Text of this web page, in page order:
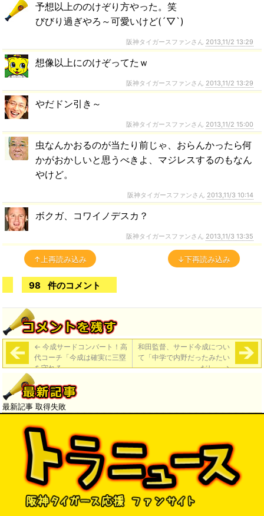
予想以上ののけぞり方やった。笑
びびり過ぎやろ～可愛いけど(´▽`)
阪神タイガースファンさん 2013,11/2 13:29
想像以上にのけぞってたｗ
阪神タイガースファンさん 2013,11/2 13:29
やだドン引き～
阪神タイガースファンさん 2013,11/2 15:00
虫なんかおるのが当たり前じゃ、おらんかったら何
かがおかしいと思うべきよ、マジレスするのもなん
やけど。
阪神タイガースファンさん 2013,11/3 10:14
ボクガ、コワイノデスカ？
阪神タイガースファンさん 2013,11/3 13:35
↑上再読み込み ↓下再読み込み
98 件のコメント
← 今成サードコンバート！高
代コーチ「今成は確実に三塁
を守れる」
和田監督、サード今成につい
て「中学で内野だったみたい
だし」→
最新記事 取得失敗